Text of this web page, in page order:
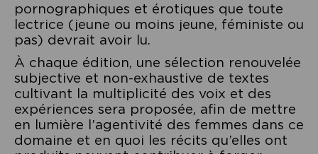
pornographiques et érotiques que toute
lectrice (jeune ou moins jeune, féministe ou
pas) devrait avoir lu.
À chaque édition, une sélection renouvelée
subjective et non-exhaustive de textes
cultivant la multiplicité des voix et des
expériences sera proposée, afin de mettre
en lumière l’agentivité des femmes dans ce
domaine et en quoi les récits qu’elles ont